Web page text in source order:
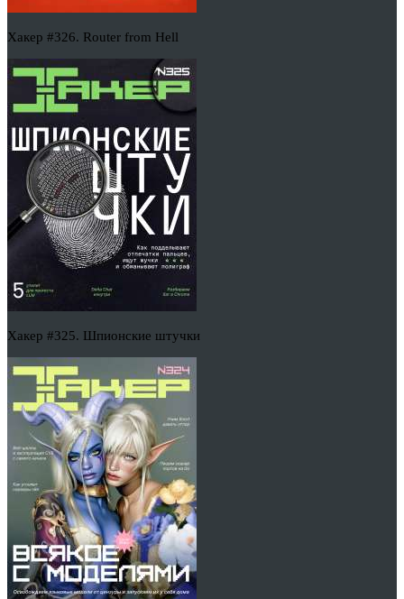
Хакер #326. Router from Hell
Хакер #325. Шпионские штучки